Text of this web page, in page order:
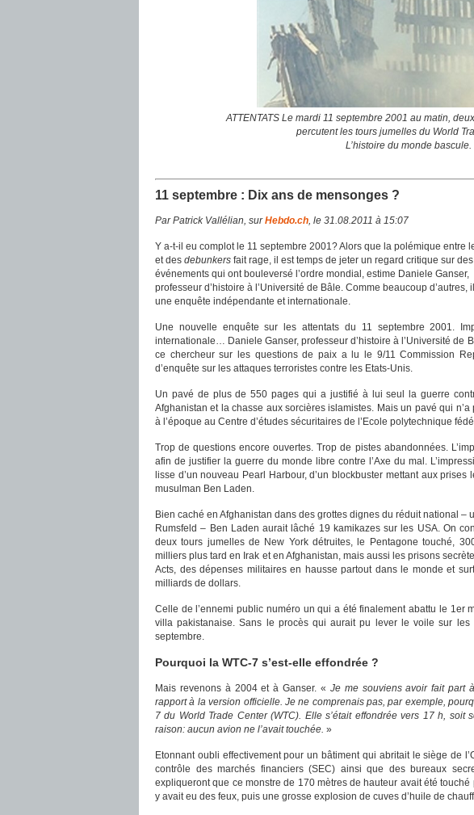
ATTENTATS Le mardi 11 septembre 2001 au matin,
percutent les tours jumelles du World
L’histoire du monde bascule.
11 septembre : Dix ans de mensonges ?
Par Patrick Vallélian, surHebdo.ch, le 31.08.2011 à 15:07
Y a-t-il eu complot le 11 septembre 2001? Alors que la polémique entre
et des debunkers fait rage, il est temps de jeter un regard critique sur des
événements qui ont bouleversé l’ordre mondial, estime Daniele Ganser,
professeur d’histoire à l’Université de Bâle. Comme beaucoup d’autres,
une enquête indépendante et internationale.
Une nouvelle enquête sur les attentats du 11 septembre 2001.
internationale… Daniele Ganser, professeur d’histoire à l’Université de
ce chercheur sur les questions de paix a lu le 9/11 Commission
d’enquête sur les attaques terroristes contre les Etats-Unis.
Un pavé de plus de 550 pages qui a justifié à lui seul la guerre
Afghanistan et la chasse aux sorcières islamistes. Mais un pavé qui
à l’époque au Centre d’études sécuritaires de l’Ecole polytechnique
Trop de questions encore ouvertes. Trop de pistes abandonnées.
afin de justifier la guerre du monde libre contre l’Axe du mal.
lisse d’un nouveau Pearl Harbour, d’un blockbuster mettant aux
musulman Ben Laden.
Bien caché en Afghanistan dans des grottes dignes du réduit national –
Rumsfeld – Ben Laden aurait lâché 19 kamikazes sur les USA. On
deux tours jumelles de New York détruites, le Pentagone touché,
milliers plus tard en Irak et en Afghanistan, mais aussi les prisons
Acts, des dépenses militaires en hausse partout dans le monde et
milliards de dollars.
Celle de l’ennemi public numéro un qui a été finalement abattu le 1er
villa pakistanaise. Sans le procès qui aurait pu lever le voile sur les
septembre.
Pourquoi la WTC-7 s’est-elle effondrée ?
Mais revenons à 2004 et à Ganser. « Je me souviens avoir fait part
rapport à la version officielle. Je ne comprenais pas, par exemple,
7 du World Trade Center (WTC). Elle s’était effondrée vers 17 h, soit
raison: aucun avion ne l’avait touchée. »
Etonnant oubli effectivement pour un bâtiment qui abritait le siège de
contrôle des marchés financiers (SEC) ainsi que des bureaux
expliqueront que ce monstre de 170 mètres de hauteur avait été touché
y avait eu des feux, puis une grosse explosion de cuves d’huile de